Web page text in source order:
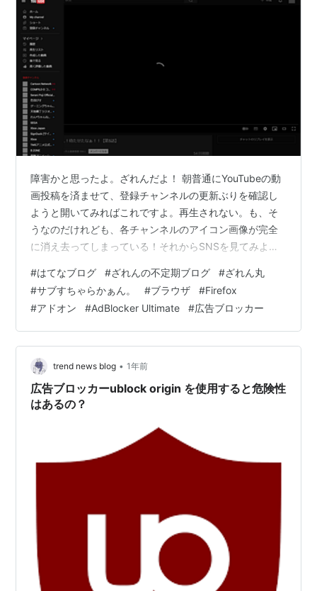
障害かと思ったよ。ざれんだよ！ 朝普通にYouTubeの動
画投稿を済ませて、登録チャンネルの更新ぶりを確認し
ようと開いてみればこれですよ。再生されない。も、そ
うなのだけれども、各チャンネルのアイコン画像が完全
に消え去ってしまっている！それからSNSを見てみよう
と(笑)。何気なく開いたWikipediaだってこうだ！壊れた
サイトっぽい。これはちょっと、実際にそうなっていて
も違和感がないのが面白い。ちょこまかここでも書いて
いるフィルター含む広告ブロック話は、uBlockのものな
ので試しに「AdBlocker Ultimate」の方をオフにしてみ
る…
#はてなブログ #ざれんの不定期ブログ #ざれん丸
#サブすちゃらかぁん。 #ブラウザ #Firefox
#アドオン #AdBlocker Ultimate #広告ブロッカー
trend news blog • 1年前
広告ブロッカーublock origin を使用すると危険性
はあるの？